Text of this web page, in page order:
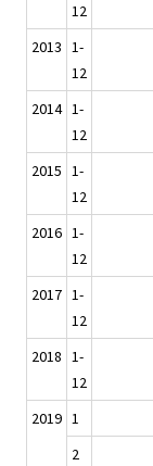
12
2013 1-
12
2014 1-
12
2015 1-
12
2016 1-
12
2017 1-
12
2018 1-
12
2019 1
2